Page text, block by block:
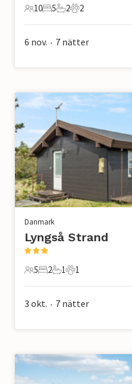
10 Gäster
10
5 Sovrum
5
2 Badrum
2
2 Husdjur
2
6 nov. • 7 nätter
Danmark
Lyngså Strand
5 Gäster
5
2 Sovrum
2
1 Badrum
1
1 Husdjur
1
3 okt. • 7 nätter